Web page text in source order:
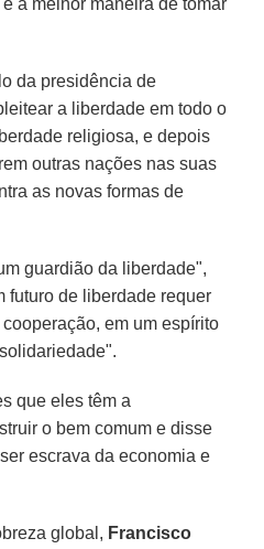
da presidência de
a liberdade em todo o
religiosa, e depois
outras nações nas suas
as novas formas de
guardião da liberdade",
futuro de liberdade requer
em um espírito
que eles têm a
o bem comum e disse
escrava da economia e
global, Francisco